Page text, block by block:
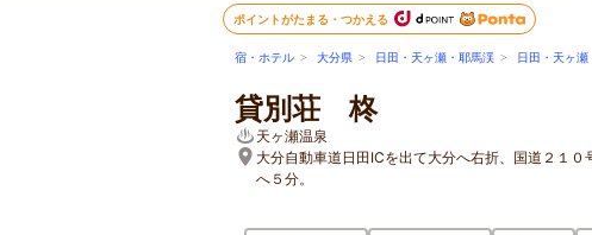
ポイントがたまる・つかえる
宿・ホテル > 大分県 > 日田・天ヶ瀬・耶馬渓 > 日田・天ヶ瀬
貸別荘 柊
天ヶ瀬温泉
大分自動車道日田ICを出て大分へ右折、国道２１
へ５分。